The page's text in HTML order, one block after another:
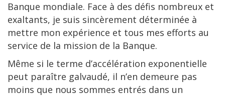
Banque mondiale. Face à des défis nombreux et
exaltants, je suis sincèrement déterminée à
mettre mon expérience et tous mes efforts au
service de la mission de la Banque.
Même si le terme d’accélération exponentielle
peut paraître galvaudé, il n’en demeure pas
moins que nous sommes entrés dans un